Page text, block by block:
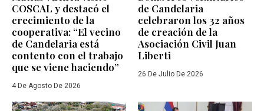
COSCAL y destacó el
crecimiento de la
cooperativa: “El vecino
de Candelaria está
contento con el trabajo
que se viene haciendo”
4 De Agosto De 2026
de Candelaria
celebraron los 32 años
de creación de la
Asociación Civil Juan
Liberti
26 De Julio De 2026